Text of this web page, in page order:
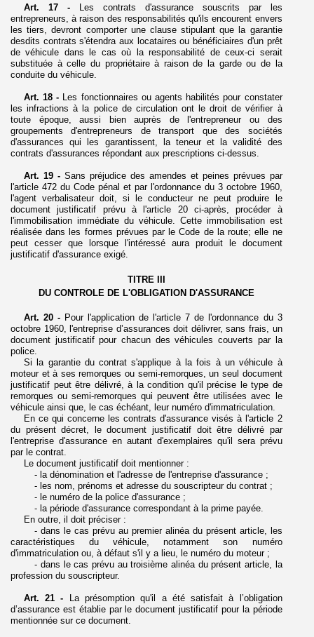
Art. 17 -Les contrats d'assurance souscrits par les
entrepreneurs, à raison des responsabilités qu'ils encourent envers
les tiers, devront comporter une clause stipulant que la garantie
desdits contrats s'étendra aux locataires ou bénéficiaires d'un prêt
de véhicule dans le cas où la responsabilité de ceux-ci serait
substituée à celle du propriétaire à raison de la garde ou de la
conduite du véhicule.
Art. 18 - Les fonctionnaires ou agents habilités pour constater
les infractions à la police de circulation ont le droit de vérifier à
toute époque, aussi bien auprès de l'entrepreneur ou des
groupements d'entrepreneurs de transport que des sociétés
d'assurances qui les garantissent, la teneur et la validité des
contrats d'assurances répondant aux prescriptions ci-dessus.
Art. 19 -Sans préjudice des amendes et peines prévues par
l'article 472 du Code pénal et par l'ordonnance du 3 octobre 1960,
l'agent verbalisateur doit, si le conducteur ne peut produire le
document justificatif prévu à l'article 20 ci-après, procéder à
l'immobilisation immédiate du véhicule. Cette immobilisation est
réalisée dans les formes prévues par le Code de la route; elle ne
peut cesser que lorsque l'intéressé aura produit le document
justificatif d'assurance exigé.
TITRE III
DU CONTROLE DE L'OBLIGATION D'ASSURANCE
Art. 20 - Pour l'application de l'article 7 de l'ordonnance du 3
octobre 1960, l'entreprise d’assurances doit délivrer, sans frais, un
document justificatif pour chacun des véhicules couverts par la
police.
Si la garantie du contrat s'applique à la fois à un véhicule à
moteur et à ses remorques ou semi-remorques, un seul document
justificatif peut être délivré, à la condition qu'il précise le type de
remorques ou semi-remorques qui peuvent être utilisées avec le
véhicule ainsi que, le cas échéant, leur numéro d'immatriculation.
En ce qui concerne les contrats d'assurance visés à l'article 2
du présent décret, le document justificatif doit être délivré par
l'entreprise d'assurance en autant d'exemplaires qu'il sera prévu
par le contrat.
Le document justificatif doit mentionner :
- la dénomination et l'adresse de l'entreprise d'assurance ;
- les nom, prénoms et adresse du souscripteur du contrat ;
- le numéro de la police d'assurance ;
- la période d'assurance correspondant à la prime payée.
En outre, il doit préciser :
- dans le cas prévu au premier alinéa du présent article, les
caractéristiques du véhicule, notamment son numéro
d'immatriculation ou, à défaut s'il y a lieu, le numéro du moteur ;
- dans le cas prévu au troisième alinéa du présent article, la
profession du souscripteur.
Art. 21 - La présomption qu'il a été satisfait à l’obligation
d’assurance est établie par le document justificatif pour la période
mentionnée sur ce document.